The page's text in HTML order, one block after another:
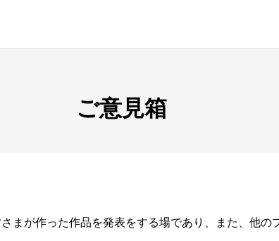
ご意見箱
まが作った作品を発表をする場であり、また、他